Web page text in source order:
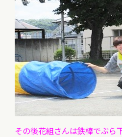
その後花組さんは鉄棒でぶら